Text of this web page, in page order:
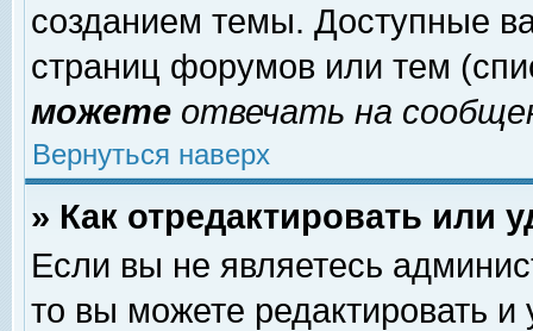
созданием темы. Доступные
страниц форумов или тем
можете отвечать на
Вернуться наверх
» Как отредактировать или
Если вы не являетесь
то вы можете редактировать и